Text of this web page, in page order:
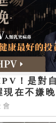
！是對
在不嫌晚